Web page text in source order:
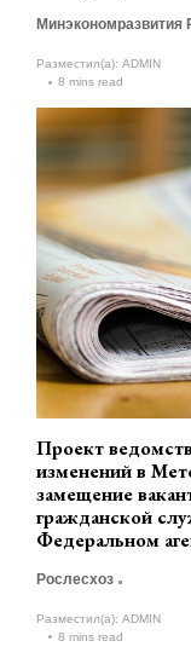
Минэкономразвития
Разместил(а): ADMIN
8 mins read
Проект
изменений в
замещение
гражданской
Федеральном
лесного
(разработчик
Рослесхоз
Разместил(а): ADMIN
8 mins read